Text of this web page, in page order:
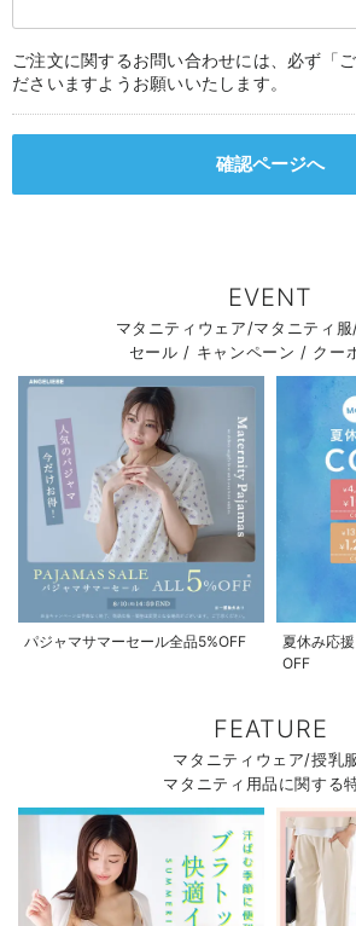
ご注文に関するお問い合わせには、必ず「
ださいますようお願いいたします。
確認ページへ
EVENT
マタニティウェア/マタニティ
セール / キャンペーン / クー
パジャマサマーセール全品5%OFF
夏休み応
OFF
FEATURE
マタニティウェア/授乳
マタニティ用品に関する